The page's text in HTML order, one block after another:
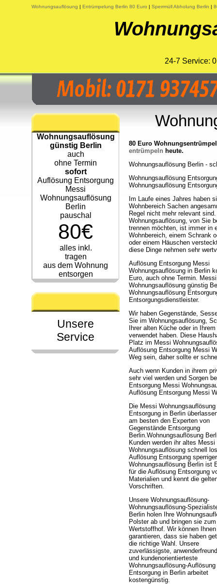
Wohnungsauflösung | Entrümpelung Berlin 80 Euro | Sperrmüll Abholung Berlin |
24-7 Service:
Wohnungsauflösung
günstig Berlin
auch
ohne Termin
sofort
Auflösung Entsorgung
Messi
Wohnungsauflösung
Berlin
pauschal
80€
alles inkl.
tragen
aus dem Wohnung
entsorgen
Unsere
Service
80 Euro
entrümpeln heute.
Wohnungsauflösung Berlin -
Wohnungsauflösung
Wohnungsauflösung
Im Laufe eines Jahres haben
Wohnbereich Sachen
Regel nicht mehr relevant
Wohnungsauflösung, von Sie
trennen möchten, ist immer in
Wohnbereich, einem Schrank
oder einem Häuschen
diese Dinge nehmen sehr
Auflösung Entsorgung Messi
Wohnungsauflösung in Berlin
Euro, auch ohne Termin. Messi
Wohnungsauflösung günstig
Wohnungsauflösung
Entsorgungsdienstleister.
Wir haben Gegenstände,
Sie im Wohnungsauflösung,
Ihrer alten Küche oder in
verwendet haben. Diese
Platz im Messi
Auflösung Entsorgung Messi
Weg sein, daher sollte er
Auch wenn Kunden in ihrem
sehr viel werden und Sorgen
Entsorgung Messi
Auflösung Entsorgung Messi
Die Messi Wohnungsauflösung
Entsorgung in Berlin
am besten den Experten von
Gegenstände Entsorgung
Berlin.Wohnungsauflösung
Kunden werden ihr altes Messi
Wohnungsauflösung schnell
Auflösung Entsorgung
Wohnungsauflösung Berlin ist
für die Auflösung Entsorgung
Materialien und kennt die
Vorschriften.
Unsere Wohnungsauflösung-
Wohnungsauflösung-
Berlin holen Ihre
Polster ab und bringen sie zum
Wertstoffhof. Wir können Ihnen
garantieren, dass sie haben
die richtige Wahl. Unsere
zuverlässigste,
und kundenorientierteste
Wohnungsauflösung-Auflösung
Entsorgung in Berlin arbeitet
kostengünstig.